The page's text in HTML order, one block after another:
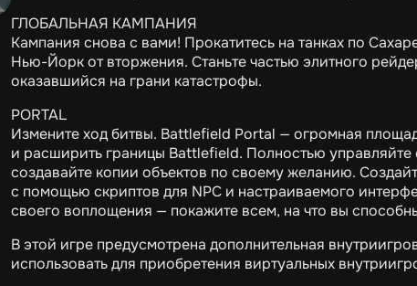
ГЛОБАЛЬНАЯ КАМПАНИЯ
Кампания снова с вами! Прокатитесь на танках по
Нью-Йорк от вторжения. Станьте частью элитного
оказавшийся на грани катастрофы.
PORTAL
Измените ход битвы. Battlefield Portal — огромная
и расширить границы Battlefield. Полностью
создавайте копии объектов по своему желанию.
с помощью скриптов для NPC и настраиваемого
своего воплощения — покажите всем, на что вы
В этой игре предусмотрена дополнительная
использовать для приобретения виртуальных